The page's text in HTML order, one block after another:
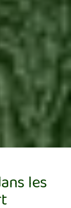
les